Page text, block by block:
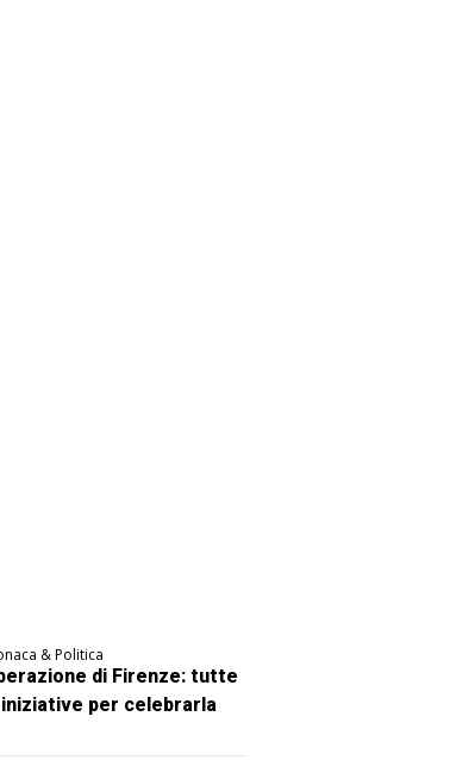
& Politica
di Firenze: tutte
per celebrarla